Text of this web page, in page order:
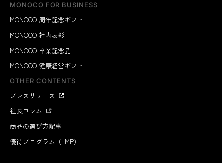
MONOCO FOR BUSINESS
MONOCO 周年記念ギフト
MONOCO 社内表彰
MONOCO 卒業記念品
MONOCO 健康経営ギフト
OTHER CONTENTS
プレスリリース
社長コラム
商品の選び方記事
優待プログラム（LMP）